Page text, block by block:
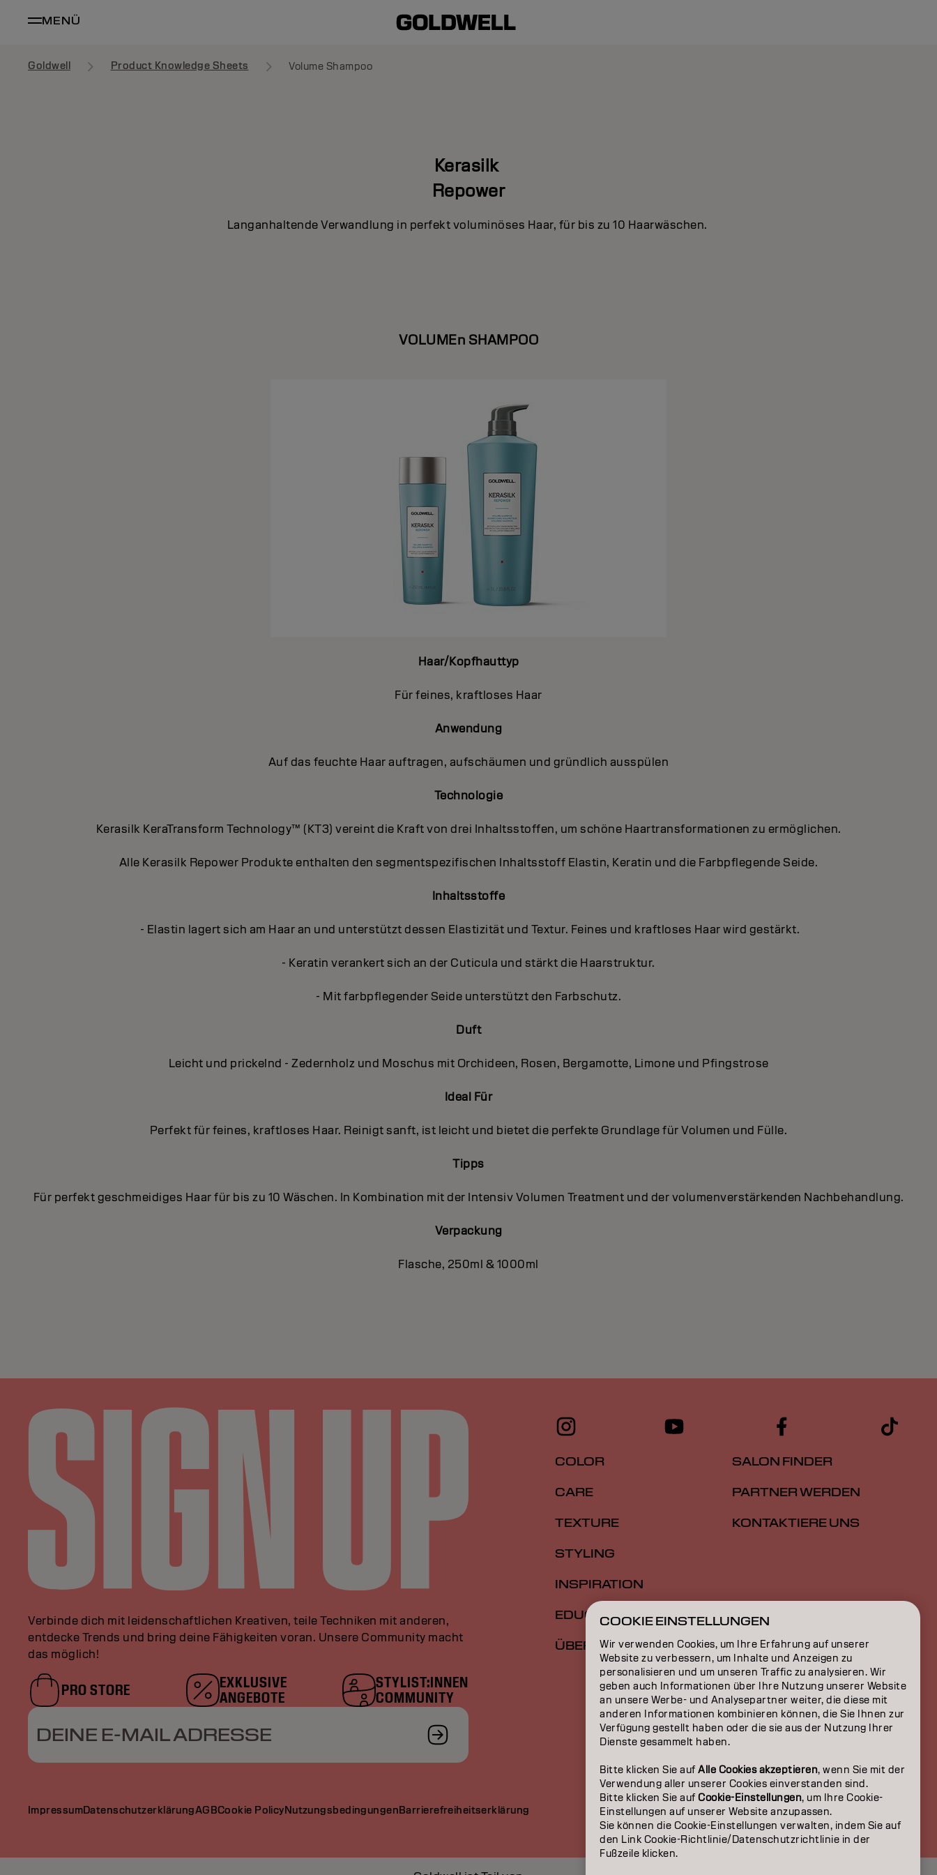
MENÜ
Goldwell Product Knowledge Sheets Volume Shampoo
Kerasilk
Repower
Langanhaltende Verwandlung in perfekt voluminöses Haar, für bis zu 10 Haarwäschen.
VOLUMEn SHAMPOO
Haar/Kopfhauttyp
Für feines, kraftloses Haar
Anwendung
Auf das feuchte Haar auftragen, aufschäumen und gründlich ausspülen
Technologie
Kerasilk KeraTransform Technology™ (KT3) vereint die Kraft von drei Inhaltsstoffen, um schöne Haartransformationen zu ermöglichen.
Alle Kerasilk Repower Produkte enthalten den segmentspezifischen Inhaltsstoff Elastin, Keratin und die Farbpflegende Seide.
Inhaltsstoffe
- Elastin lagert sich am Haar an und unterstützt dessen Elastizität und Textur. Feines und kraftloses Haar wird gestärkt.
- Keratin verankert sich an der Cuticula und stärkt die Haarstruktur.
- Mit farbpflegender Seide unterstützt den Farbschutz.
Duft
Leicht und prickelnd - Zedernholz und Moschus mit Orchideen, Rosen, Bergamotte, Limone und Pfingstrose
Ideal Für
Perfekt für feines, kraftloses Haar. Reinigt sanft, ist leicht und bietet die perfekte Grundlage für Volumen und Fülle.
Tipps
Für perfekt geschmeidiges Haar für bis zu 10 Wäschen. In Kombination mit der Intensiv Volumen Treatment und der volumenverstärkenden Nachbehandlung.
Verpackung
Flasche, 250ml & 1000ml
Verbinde dich mit leidenschaftlichen Kreativen, teile Techniken mit anderen,
entdecke Trends und bring deine Fähigkeiten voran. Unsere Community macht
das möglich!
PRO STORE
EXKLUSIVE
ANGEBOTE
STYLIST:INNEN
COMMUNITY
DEINE E-MAIL ADRESSE
COLOR
CARE
TEXTURE
STYLING
INSPIRATION
EDUCATION
ÜBER
SALON FINDER
PARTNER WERDEN
KONTAKTIERE UNS
ImpressumDatenschutzerklärungAGBCookie PolicyNutzungsbedingungenBarrierefreiheitserklärung
COOKIE EINSTELLUNGEN
Wir verwenden Cookies, um Ihre Erfahrung auf unserer
Website zu verbessern, um Inhalte und Anzeigen zu
personalisieren und um unseren Traffic zu analysieren. Wir
geben auch Informationen über Ihre Nutzung unserer Website
an unsere Werbe- und Analysepartner weiter, die diese mit
anderen Informationen kombinieren können, die Sie Ihnen zur
Verfügung gestellt haben oder die sie aus der Nutzung Ihrer
Dienste gesammelt haben.
Bitte klicken Sie aufAlle Cookies akzeptieren, wenn Sie mit der
Verwendung aller unserer Cookies einverstanden sind.
Bitte klicken Sie aufCookie-Einstellungen, um Ihre Cookie-
Einstellungen auf unserer Website anzupassen.
Sie können die Cookie-Einstellungen verwalten, indem Sie auf
den Link Cookie-Richtlinie/Datenschutzrichtlinie in der
Fußzeile klicken.